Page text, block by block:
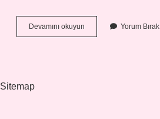
Devamını okuyun
Türleri
Yorum Bırak
Sitemap